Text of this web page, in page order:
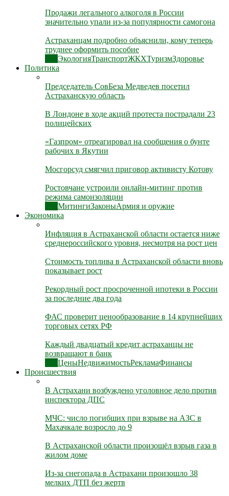
Продажи легального алкоголя в России
значительно упали из-за популярности самогона
Астраханцам подробно объяснили, кому теперь
труднее оформить пособие
ЭкологияТранспортЖКХТуризмЗдоровье
Политика
Председатель СовБеза Медведев посетил
Астраханскую область
В Лондоне в ходе акций протеста пострадали 23
полицейских
«Газпром» отреагировал на сообщения о бунте
рабочих в Якутии
Мосгорсуд смягчил приговор активисту Котову
Ростовчане устроили онлайн-митинг против
режима самоизоляции
МитингиЗаконыАрмия и оружие
Экономика
Инфляция в Астраханской области остается ниже
среднероссийского уровня, несмотря на рост цен
Стоимость топлива в Астраханской области вновь
показывает рост
Рекордный рост просроченной ипотеки в России
за последние два года
ФАС проверит ценообразование в 14 крупнейших
торговых сетях РФ
Каждый двадцатый кредит астраханцы не
возвращают в банк
ЦеныНедвижимостьРекламаФинансы
Происшествия
В Астрахани возбуждено уголовное дело против
инспектора ДПС
МЧС: число погибших при взрыве на АЗС в
Махачкале возросло до 9
В Астраханской области произошёл взрыв газа в
жилом доме
Из-за снегопада в Астрахани произошло 38
мелких ДТП без жертв